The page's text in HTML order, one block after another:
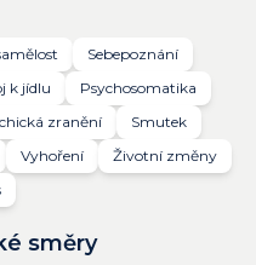
Sebepoznání
k jídlu
Psychosomatika
zranění
Smutek
Vyhoření
Životní změny
směry